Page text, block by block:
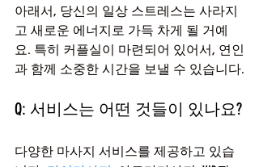
아래서, 당신의 일상 스트레스는 사라지
고 새로운 에너지로 가득 차게 될 거예
요. 특히 커플실이 마련되어 있어서, 연인
과 함께 소중한 시간을 보낼 수 있습니다.
Q: 서비스는 어떤 것들이 있나요?
다양한 마사지 서비스를 제공하고 있습